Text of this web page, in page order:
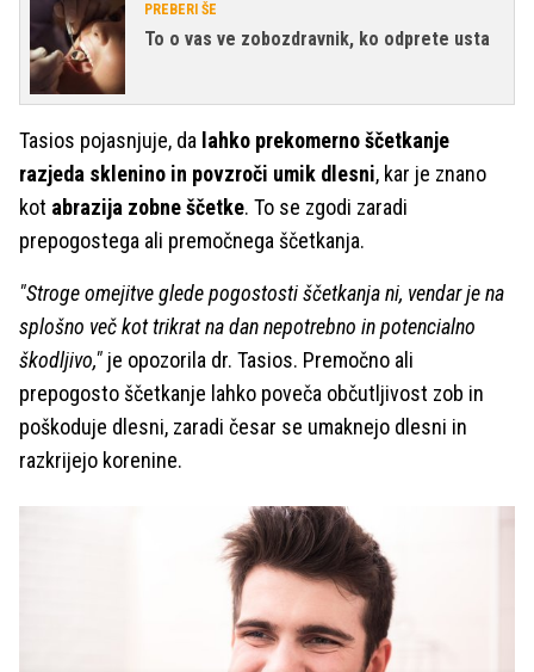
PREBERI ŠE
To o vas ve zobozdravnik, ko odprete usta
Tasios pojasnjuje, da lahko prekomerno ščetkanje
razjeda sklenino in povzroči umik dlesni, kar je znano
kot abrazija zobne ščetke. To se zgodi zaradi
prepogostega ali premočnega ščetkanja.
"Stroge omejitve glede pogostosti ščetkanja ni, vendar je na
splošno več kot trikrat na dan nepotrebno in potencialno
škodljivo," je opozorila dr. Tasios. Premočno ali
prepogosto ščetkanje lahko poveča občutljivost zob in
poškoduje dlesni, zaradi česar se umaknejo dlesni in
razkrijejo korenine.